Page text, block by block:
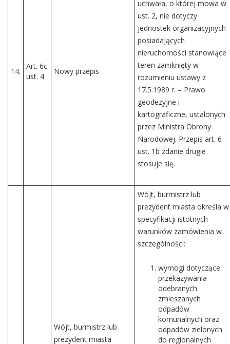
14.
Art. 6c
ust. 4
Nowy przepis
uchwała, o której mowa w
ust. 2, nie dotyczy
jednostek organizacyjnych
posiadających
nieruchomości stanowiące
teren zamknięty w
rozumieniu ustawy z
17.5.1989 r. – Prawo
geodezyjne i
kartograficzne, ustalonych
przez Ministra Obrony
Narodowej. Przepis art. 6
ust. 1b zdanie drugie
stosuje się.
Wójt, burmistrz lub
prezydent miasta
Wójt, burmistrz lub
prezydent miasta określa w
specyfikacji istotnych
warunków zamówienia w
szczególności:
wymogi dotyczące
przekazywania
odebranych
zmieszanych
odpadów
komunalnych oraz
odpadów zielonych
do regionalnych